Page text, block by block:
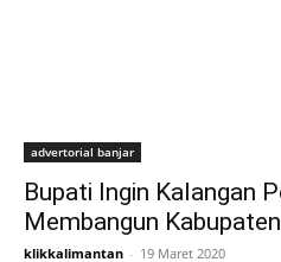
advertorial banjar
Bupati Ingin Kalangan
Membangun
klikkalimantan - 19 Maret 2020